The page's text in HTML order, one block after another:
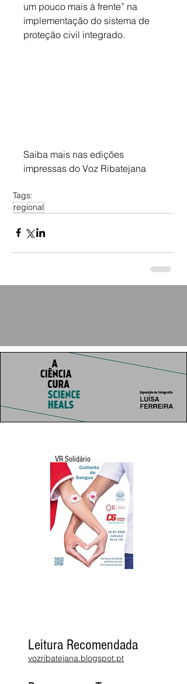
um pouco mais à frente” na
implementação do sistema de
proteção civil integrado.
Saiba mais nas edições
impressas do Voz Ribatejana
Tags:
regional
VR Solidário
Leitura Recomendada
vozribatejana.blogspot.pt